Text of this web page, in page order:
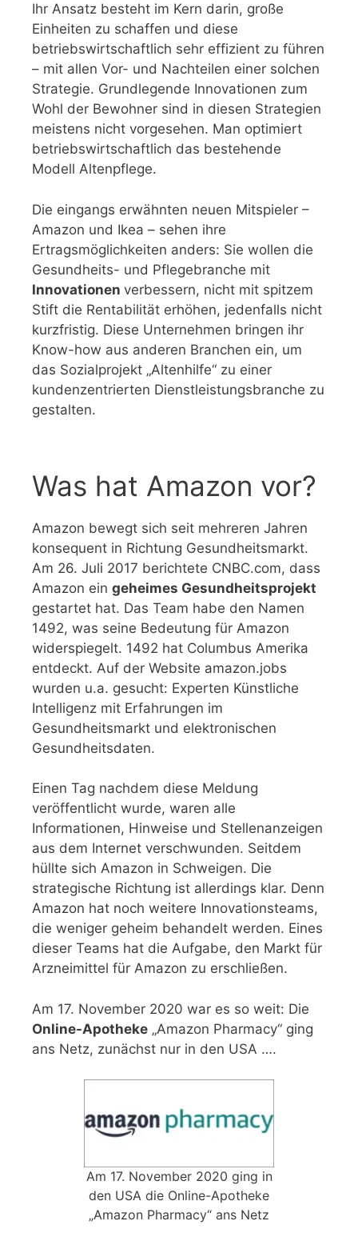
Ihr Ansatz besteht im Kern darin, große
Einheiten zu schaffen und diese
betriebswirtschaftlich sehr effizient zu führen
– mit allen Vor- und Nachteilen einer solchen
Strategie. Grundlegende Innovationen zum
Wohl der Bewohner sind in diesen Strategien
meistens nicht vorgesehen. Man optimiert
betriebswirtschaftlich das bestehende
Modell Altenpflege.
Die eingangs erwähnten neuen Mitspieler –
Amazon und Ikea – sehen ihre
Ertragsmöglichkeiten anders: Sie wollen die
Gesundheits- und Pflegebranche mit
Innovationen verbessern, nicht mit spitzem
Stift die Rentabilität erhöhen, jedenfalls nicht
kurzfristig. Diese Unternehmen bringen ihr
Know-how aus anderen Branchen ein, um
das Sozialprojekt „Altenhilfe“ zu einer
kundenzentrierten Dienstleistungsbranche zu
gestalten.
Was hat Amazon vor?
Amazon bewegt sich seit mehreren Jahren
konsequent in Richtung Gesundheitsmarkt.
Am 26. Juli 2017 berichtete CNBC.com, dass
Amazon ein geheimes Gesundheitsprojekt
gestartet hat. Das Team habe den Namen
1492, was seine Bedeutung für Amazon
widerspiegelt. 1492 hat Columbus Amerika
entdeckt. Auf der Website amazon.jobs
wurden u.a. gesucht: Experten Künstliche
Intelligenz mit Erfahrungen im
Gesundheitsmarkt und elektronischen
Gesundheitsdaten.
Einen Tag nachdem diese Meldung
veröffentlicht wurde, waren alle
Informationen, Hinweise und Stellenanzeigen
aus dem Internet verschwunden. Seitdem
hüllte sich Amazon in Schweigen. Die
strategische Richtung ist allerdings klar. Denn
Amazon hat noch weitere Innovationsteams,
die weniger geheim behandelt werden. Eines
dieser Teams hat die Aufgabe, den Markt für
Arzneimittel für Amazon zu erschließen.
Am 17. November 2020 war es so weit: Die
Online-Apotheke „Amazon Pharmacy“ ging
ans Netz, zunächst nur in den USA ….
Am 17. November 2020 ging in
den USA die Online-Apotheke
„Amazon Pharmacy“ ans Netz